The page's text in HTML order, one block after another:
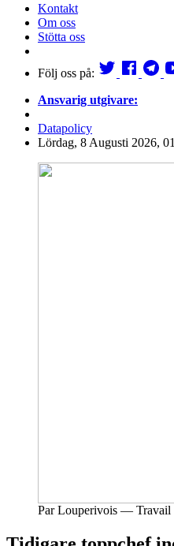
Kontakt
Om oss
Stötta oss
Följ oss på:
Ansvarig utgivare:
Datapolicy
Lördag, 8 Augusti 2026,
Par Louperivois — Travail